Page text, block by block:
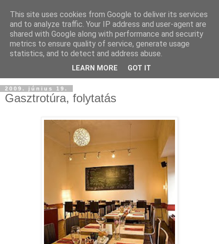
2009. június 19.
Gasztrotúra, folytatás
This site uses cookies from Google to deliver its services
and to analyze traffic. Your IP address and user-agent are
shared with Google along with performance and security
metrics to ensure quality of service, generate usage
statistics, and to detect and address abuse.
LEARN MORE GOT IT